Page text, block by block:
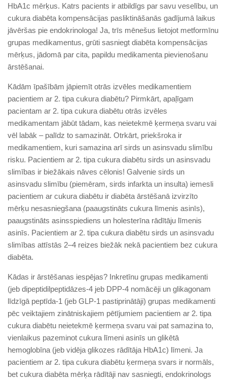
HbA1c mērķus. Katrs pacients ir atbildīgs par savu veselību, un
cukura diabēta kompensācijas pasliktināšanās gadījumā laikus
jāvēršas pie endokrinologa! Ja, trīs mēnešus lietojot metformīnu
grupas medikamentus, grūti sasniegt diabēta kompensācijas
mērķus, jādomā par cita, papildu medikamenta pievienošanu
ārstēšanai.
Kādām īpašībām jāpiemīt otrās izvēles medikamentiem
pacientiem ar 2. tipa cukura diabētu? Pirmkārt, apaļīgam
pacientam ar 2. tipa cukura diabētu otrās izvēles
medikamentam jābūt tādam, kas neietekmē ķermeņa svaru vai
vēl labāk – palīdz to samazināt. Otrkārt, priekšroka ir
medikamentiem, kuri samazina arī sirds un asinsvadu slimību
risku. Pacientiem ar 2. tipa cukura diabētu sirds un asinsvadu
slimības ir biežākais nāves cēlonis! Galvenie sirds un
asinsvadu slimību (piemēram, sirds infarkta un insulta) iemesli
pacientiem ar cukura diabētu ir diabēta ārstēšanā izvirzīto
mērķu nesasniegšana (paaugstināts cukura līmenis asinīs),
paaugstināts asinsspiediens un holesterīna rādītāju līmenis
asinīs. Pacientiem ar 2. tipa cukura diabētu sirds un asinsvadu
slimības attīstās 2–4 reizes biežāk nekā pacientiem bez cukura
diabēta.
Kādas ir ārstēšanas iespējas? Inkretīnu grupas medikamenti
(jeb dipeptidilpeptidāzes-4 jeb DPP-4 nomācēji un glikagonam
līdzīgā peptīda-1 (jeb GLP-1 pastiprinātāji) grupas medikamenti
pēc veiktajiem zinātniskajiem pētījumiem pacientiem ar 2. tipa
cukura diabētu neietekmē ķermeņa svaru vai pat samazina to,
vienlaikus pazeminot cukura līmeni asinīs un glikētā
hemoglobīna (jeb vidēja glikozes rādītāja HbA1c) līmeni. Ja
pacientiem ar 2. tipa cukura diabētu ķermeņa svars ir normāls,
bet cukura diabēta mērķa rādītāji nav sasniegti, endokrinologs